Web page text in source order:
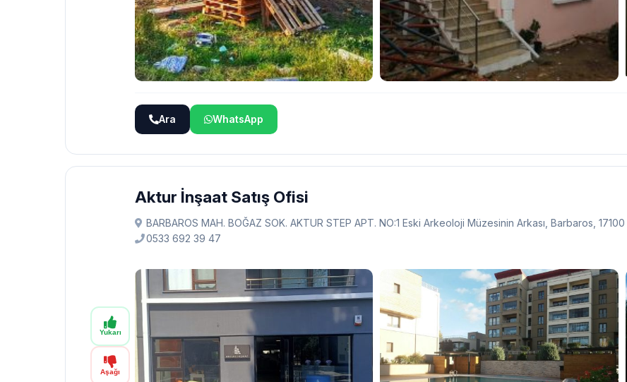
Ara WhatsApp
Yukarı
Aşağı
Aktur İnşaat Satış Ofisi
BARBAROS MAH. BOĞAZ SOK. AKTUR STEP APT. NO:1 Eski Arkeoloji Müzesinin Arkası, Barbaros,
0533 692 39 47